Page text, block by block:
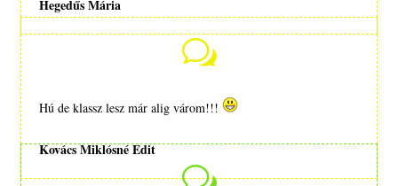
Hegedűs Mária
w
Hú de klassz lesz már alig várom!!!
Kovács Miklósné Edit